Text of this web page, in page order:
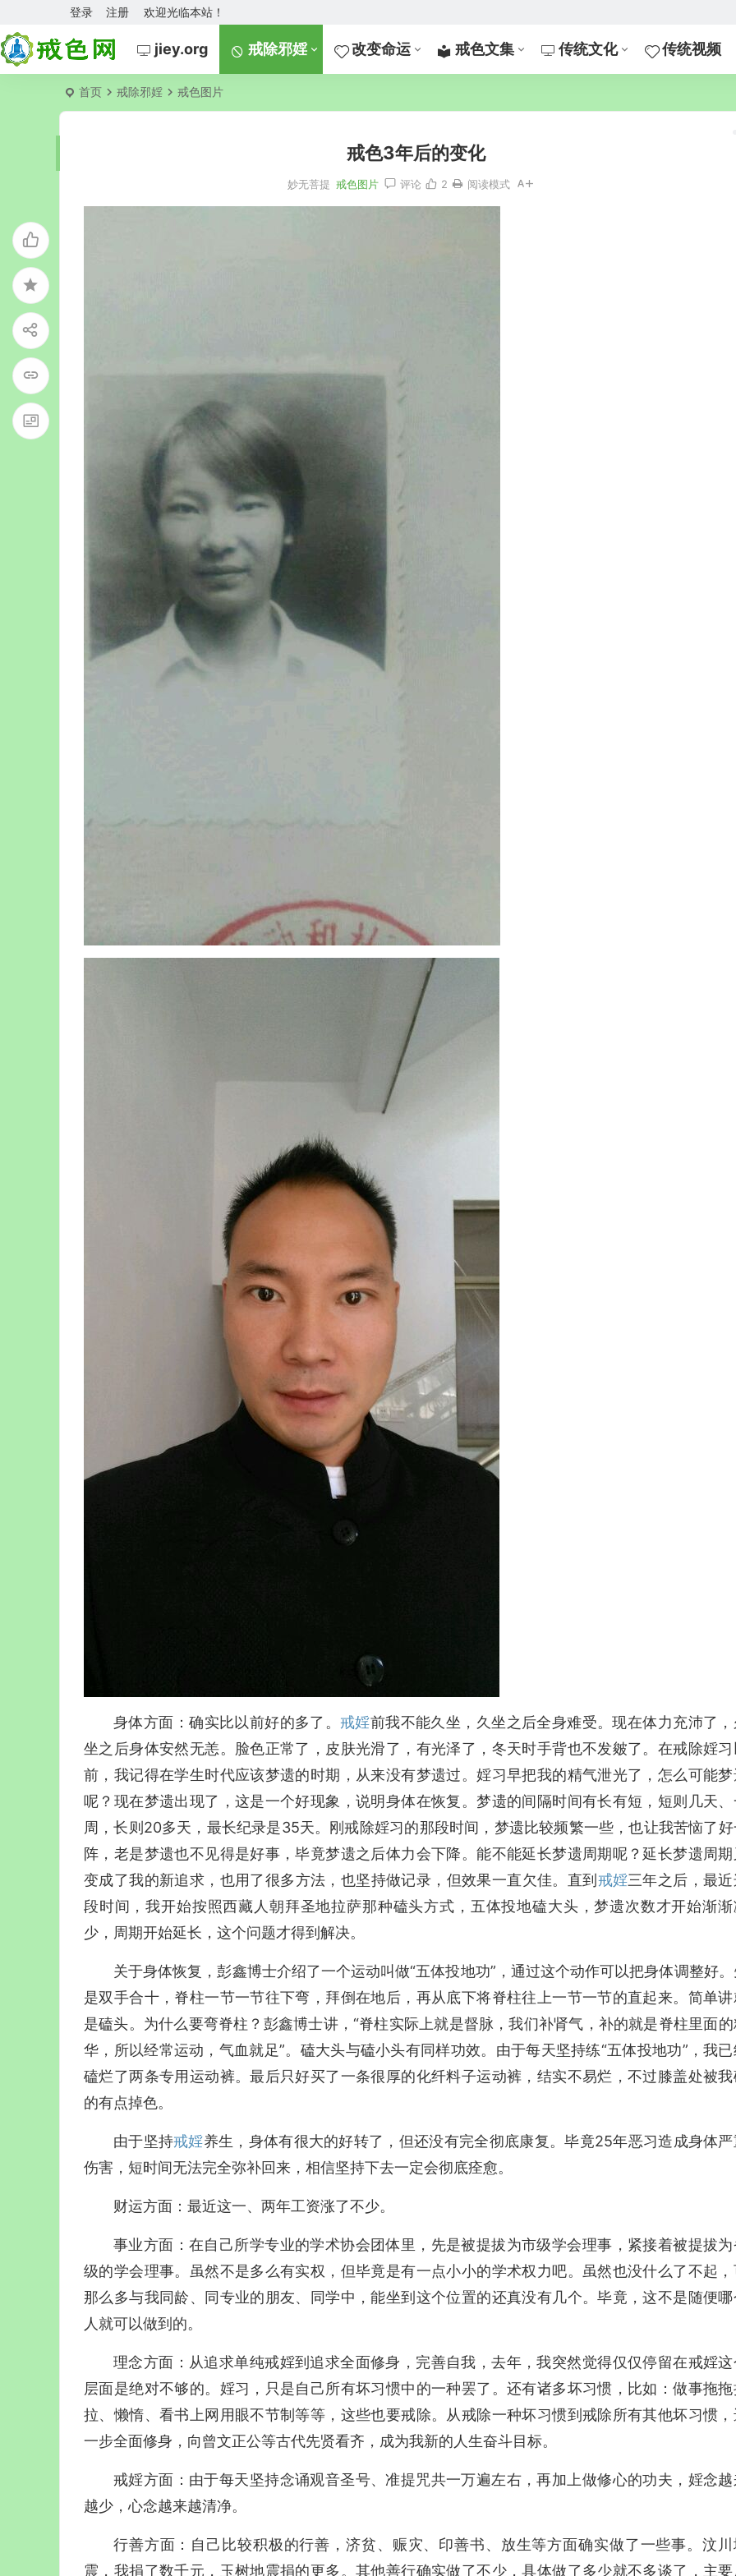
欢迎光临本站！
登录 注册
jiey.org 戒除邪婬 改变命运 戒色文集 传统文化 传统视频
首页 戒除邪婬 戒色图片
戒色3年后的变化
妙无菩提 戒色图片 评论 2 阅读模式
身体方面：确实比以前好的多了。戒婬前我不能久坐，久坐之后全身难受。现在体力充沛了，
坐之后身体安然无恙。脸色正常了，皮肤光滑了，有光泽了，冬天时手背也不发皴了。在戒除婬习
前，我记得在学生时代应该梦遗的时期，从来没有梦遗过。婬习早把我的精气泄光了，怎么可能
呢？现在梦遗出现了，这是一个好现象，说明身体在恢复。梦遗的间隔时间有长有短，短则几天、
周，长则20多天，最长纪录是35天。刚戒除婬习的那段时间，梦遗比较频繁一些，也让我苦恼了好
阵，老是梦遗也不见得是好事，毕竟梦遗之后体力会下降。能不能延长梦遗周期呢？延长梦遗周期
变成了我的新追求，也用了很多方法，也坚持做记录，但效果一直欠佳。直到 戒婬三年之后，最
段时间，我开始按照西藏人朝拜圣地拉萨那种磕头方式，五体投地磕大头，梦遗次数才开始渐渐
少，周期开始延长，这个问题才得到解决。
关于身体恢复，彭鑫博士介绍了一个运动叫做“五体投地功”，通过这个动作可以把身体调整好
是双手合十，脊柱一节一节往下弯，拜倒在地后，再从底下将脊柱往上一节一节的直起来。简单
是磕头。为什么要弯脊柱？彭鑫博士讲，“脊柱实际上就是督脉，我们补肾气，补的就是脊柱里面
华，所以经常运动，气血就足”。磕大头与磕小头有同样功效。由于每天坚持练“五体投地功”，我
磕烂了两条专用运动裤。最后只好买了一条很厚的化纤料子运动裤，结实不易烂，不过膝盖处被
的有点掉色。
由于坚持戒婬养生，身体有很大的好转了，但还没有完全彻底康复。毕竟25年恶习造成身体严
伤害，短时间无法完全弥补回来，相信坚持下去一定会彻底痊愈。
财运方面：最近这一、两年工资涨了不少。
事业方面：在自己所学专业的学术协会团体里，先是被提拔为市级学会理事，紧接着被提拔
级的学会理事。虽然不是多么有实权，但毕竟是有一点小小的学术权力吧。虽然也没什么了不起
那么多与我同龄、同专业的朋友、同学中，能坐到这个位置的还真没有几个。毕竟，这不是随便哪
人就可以做到的。
理念方面：从追求单纯戒婬到追求全面修身，完善自我，去年，我突然觉得仅仅停留在戒婬这
层面是绝对不够的。婬习，只是自己所有坏习惯中的一种罢了。还有诸多坏习惯，比如：做事拖拖
拉、懒惰、看书上网用眼不节制等等，这些也要戒除。从戒除一种坏习惯到戒除所有其他坏习惯
一步全面修身，向曾文正公等古代先贤看齐，成为我新的人生奋斗目标。
戒婬方面：由于每天坚持念诵观音圣号、准提咒共一万遍左右，再加上做修心的功夫，婬念
越少，心念越来越清净。
行善方面：自己比较积极的行善，济贫、赈灾、印善书、放生等方面确实做了一些事。汶川
震，我捐了数千元，玉树地震捐的更多。其他善行确实做了不少，具体做了多少就不多谈了，主